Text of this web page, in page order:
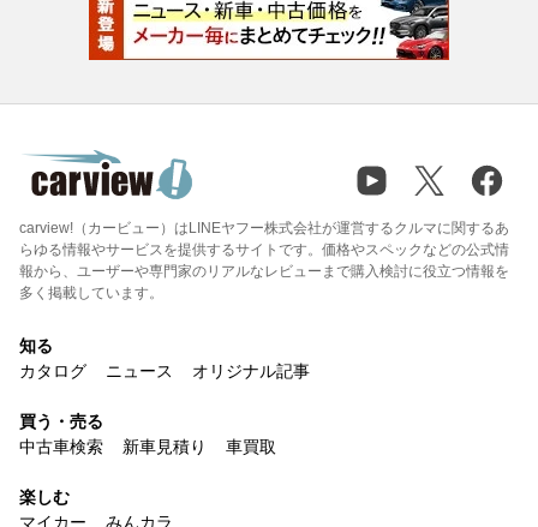
carview!（カービュー）はLINEヤフー株式会社が運営するクルマに関するあ
らゆる情報やサービスを提供するサイトです。価格やスペックなどの公式情
報から、ユーザーや専門家のリアルなレビューまで購入検討に役立つ情報を
多く掲載しています。
知る
カタログ
ニュース オリジナル記事
買う・売る
中古車検索
新車見積り 車買取
楽しむ
マイカー
みんカラ